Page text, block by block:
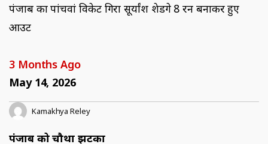
पंजाब का पांचवां विकेट गिरा सूर्यांश शेडगे 8 रन बनाकर हुए
आउट
3 Months Ago
May 14, 2026
Kamakhya Reley
पंजाब को चौथा झटका